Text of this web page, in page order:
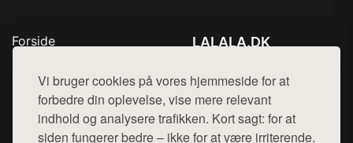
Vi bruger cookies på vores hjemmeside for at
forbedre din oplevelse, vise mere relevant
indhold og analysere trafikken. Kort sagt: for at
siden fungerer bedre – ikke for at være irriterende.
Forside
Top Rabatter
Blog
Kontakt
LALALA.DK
Mail: hej@want.dk
Cookie- og privatlivspolitik